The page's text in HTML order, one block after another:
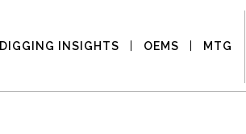
DIGGING INSIGHTS OEMS MTG